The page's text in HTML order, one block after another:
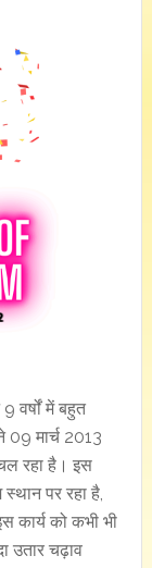
वर्षों में बहुत
09 मार्च 2013
रहा है। इस
पर रहा है,
कार्य को कभी भी
उतार चढ़ाव